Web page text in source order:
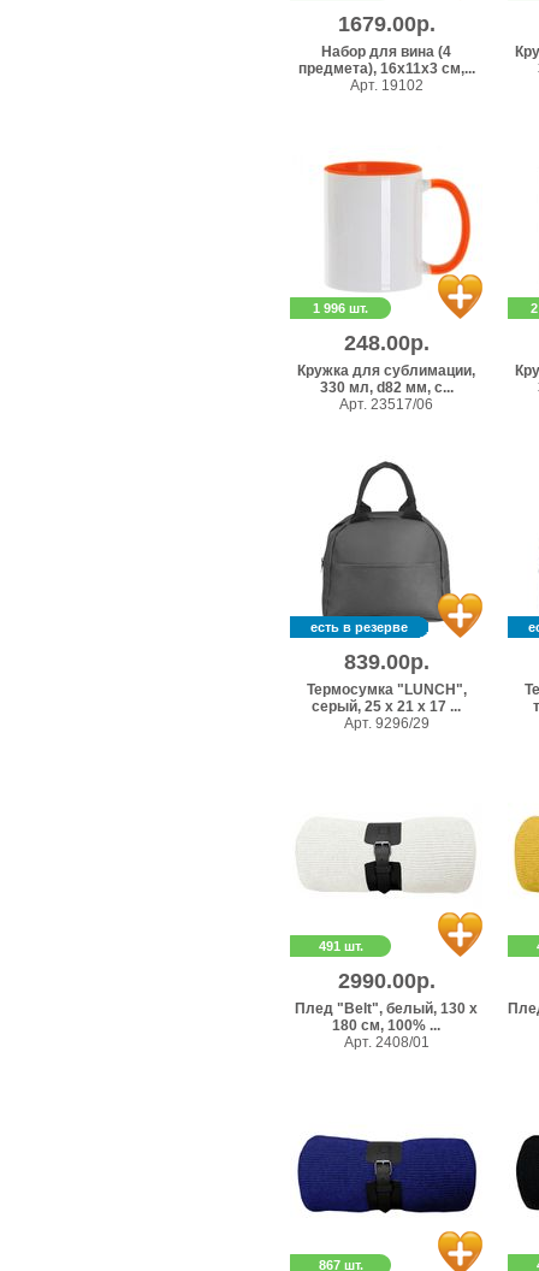
1679.00р.
Набор для вина (4
предмета), 16х11х3 см,...
Арт. 19102
1 996 шт.
248.00р.
Кружка для сублимации,
330 мл, d82 мм, с...
Арт. 23517/06
есть в резерве
839.00р.
Термосумка "LUNCH",
серый, 25 x 21 x 17 ...
Арт. 9296/29
491 шт.
2990.00р.
Плед "Belt", белый, 130 х
180 см, 100% ...
Арт. 2408/01
867 шт.